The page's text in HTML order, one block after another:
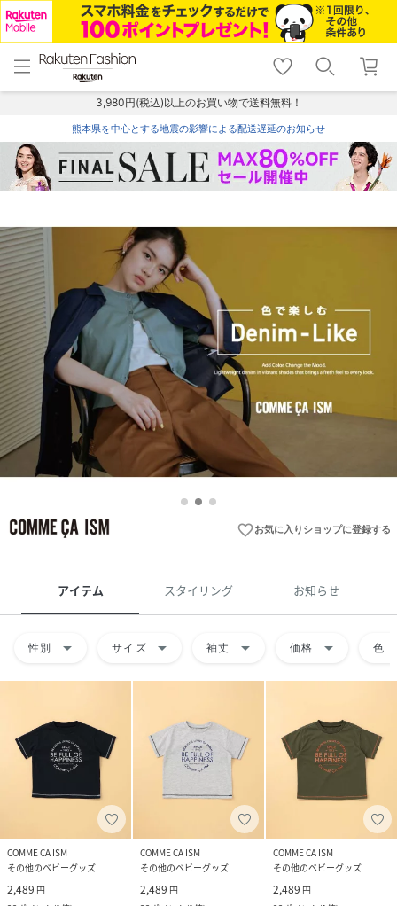
menu home
トップ
shopping_cart lock_outline
ログイン
3,980円(税込)以上のお買い物で送料無料！
熊本県を中心とする地震の影響による配送遅延のお知らせ
favorite_borderお気に入りショップに登録する
アイテム スタイリング お知らせ
性別 arrow_drop_down サイズ arrow_drop_down 袖丈 arrow_drop_down 価格 arrow_drop_down 色
COMME CA ISM
その他のベビーグッズ
2,489 円
COMME CA ISM
その他のベビーグッズ
2,489 円
COMME CA ISM
その他のベビーグッズ
2,489 円